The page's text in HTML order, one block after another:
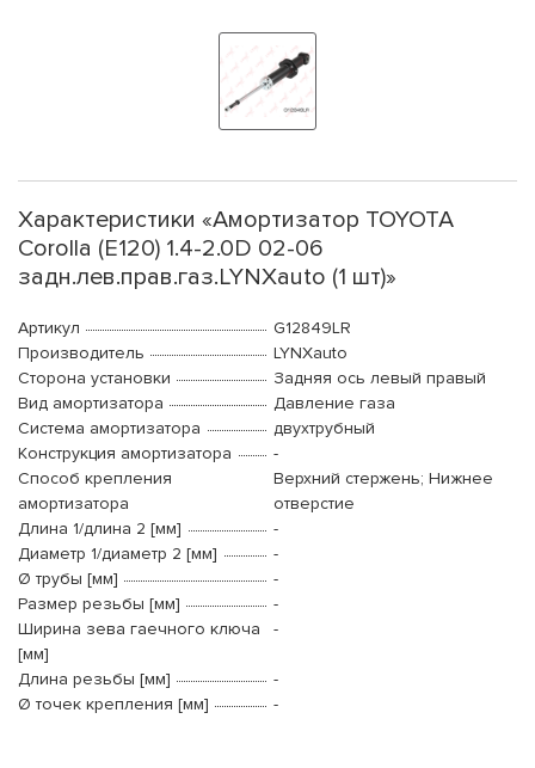
Характеристики «Амортизатор TOYOTA
Corolla (E120) 1.4-2.0D 02-06
задн.лев.прав.газ.LYNXauto (1 шт)»
Артикул
G12849LR
Производитель
LYNXauto
Сторона установки
Задняя ось левый правый
Вид амортизатора
Давление газа
Система амортизатора
двухтрубный
Конструкция амортизатора
-
Способ крепления
амортизатора
Верхний стержень; Нижнее
отверстие
Длина 1/длина 2 [мм]
-
Диаметр 1/диаметр 2 [мм]
-
Ø трубы [мм]
-
Размер резьбы [мм]
-
Ширина зева гаечного ключа
[мм]
-
Длина резьбы [мм]
-
Ø точек крепления [мм]
-